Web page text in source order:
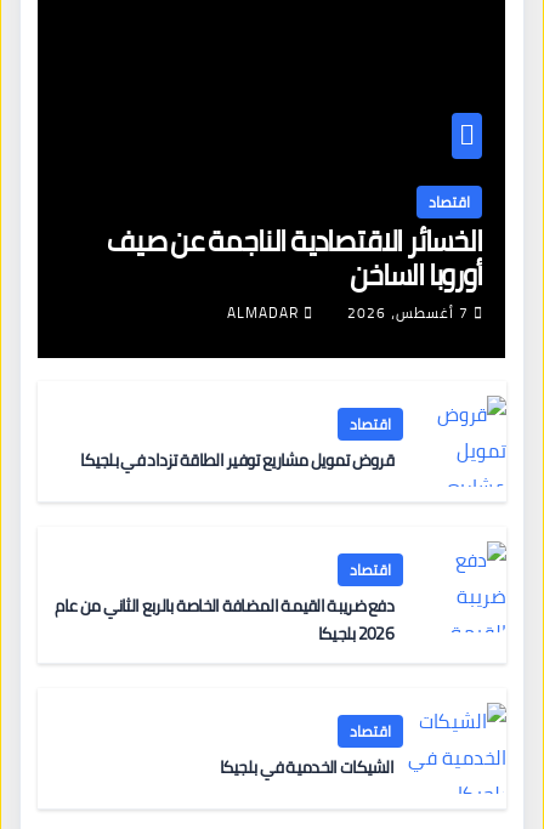
اقتصاد
الخسائر الاقتصادية الناجمة عن صيف
أوروبا الساخن
7 أغسطس، 2026 ALMADAR
اقتصاد
قروض تمويل مشاريع توفير الطاقة تزداد في بلجيكا
اقتصاد
دفع ضريبة القيمة المضافة الخاصة بالربع الثاني من عام
2026 بلجيكا
اقتصاد
الشيكات الخدمية في بلجيكا